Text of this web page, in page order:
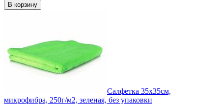
В корзину
Салфетка 35х35см,
микрофибра, 250г/м2, зеленая, без упаковки